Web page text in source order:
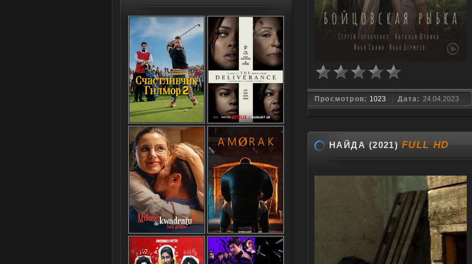
Просмотров: 1023 Дата: 24.04.2023
НАЙДА (2021) FULL HD